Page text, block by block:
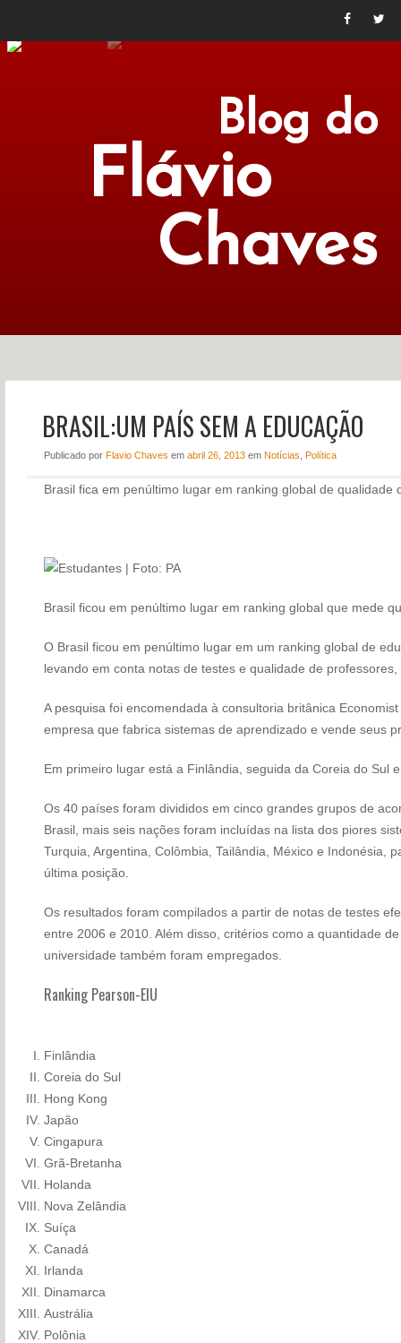
Blog do
Flávio
Chaves
NOTÍCIAS PERFIL
CONTATO
BRASIL:UM PAÍS SEM A EDUCAÇÃO
Publicado por Flavio Chaves em abril 26, 2013em Notícias Política
Brasil fica em penúltimo lugar em ranking global de qualidade
Brasil ficou em penúltimo lugar em ranking global que mede
O Brasil ficou em penúltimo lugar em um ranking global de
levando em conta notas de testes e qualidade de
A pesquisa foi encomendada à consultoria britânica
empresa que fabrica sistemas de aprendizado e vende seus
Em primeiro lugar está a Finlândia, seguida da Coreia do Sul
Os 40 países foram divididos em cinco grandes grupos de
Brasil, mais seis nações foram incluídas na lista dos piores
Turquia, Argentina, Colômbia, Tailândia, México e Indonésia,
última posição.
Os resultados foram compilados a partir de notas de testes
entre 2006 e 2010. Além disso, critérios como a quantidade
universidade também foram empregados.
Ranking Pearson-EIU
Finlândia
Coreia do Sul
Hong Kong
Japão
Cingapura
Grã-Bretanha
Holanda
Nova Zelândia
Suíça
Canadá
Irlanda
Dinamarca
Austrália
Polônia